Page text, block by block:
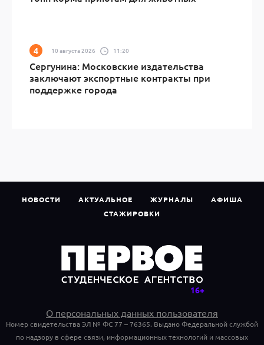
10 августа 2026 11:20
Сергунина: Московские издательства
заключают экспортные контракты при
поддержке города
НОВОСТИ АКТУАЛЬНОЕ ЖУРНАЛЫ
АФИША
СТАЖИРОВКИ
О персональных данных пользователя
Номер свидетельства ЭЛ № ФС 77 – 76365. Выдано Федеральной службой
по надзору в сфере связи, информационных технологий и массовых